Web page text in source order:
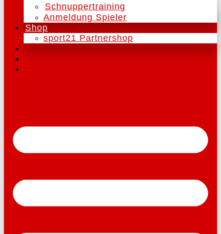
Schnuppertraining
Anmeldung Spieler
Shop
sport21 Partnershop